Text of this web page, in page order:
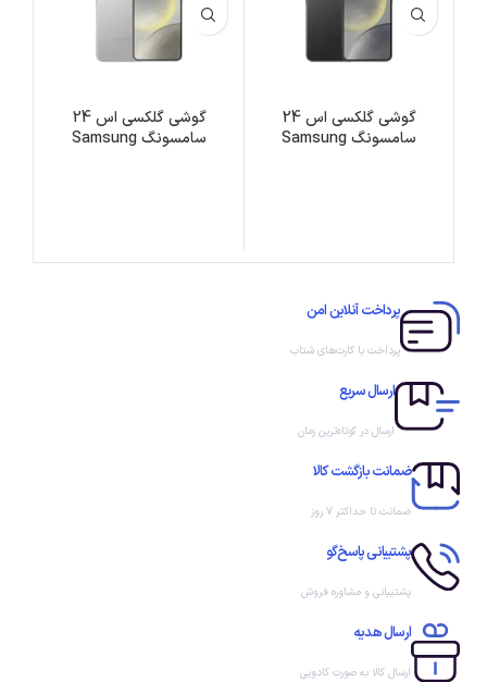
گوشی گلکسی اس 24
سامسونگ Samsung
گوشی گلکسی اس 24
سامسونگ Samsung
پرداخت آنلاین امن
پرداخت با کارت‌های شتاب
ارسال سریع
ارسال در کوتاه‌ترین زمان
ضمانت بازگشت کالا
ضمانت تا حداکثر ۷ روز
پشتیبانی پاسخ‌گو
پشتیبانی و مشاوره فروش
ارسال هدیه
ارسال کالا به صورت کادویی